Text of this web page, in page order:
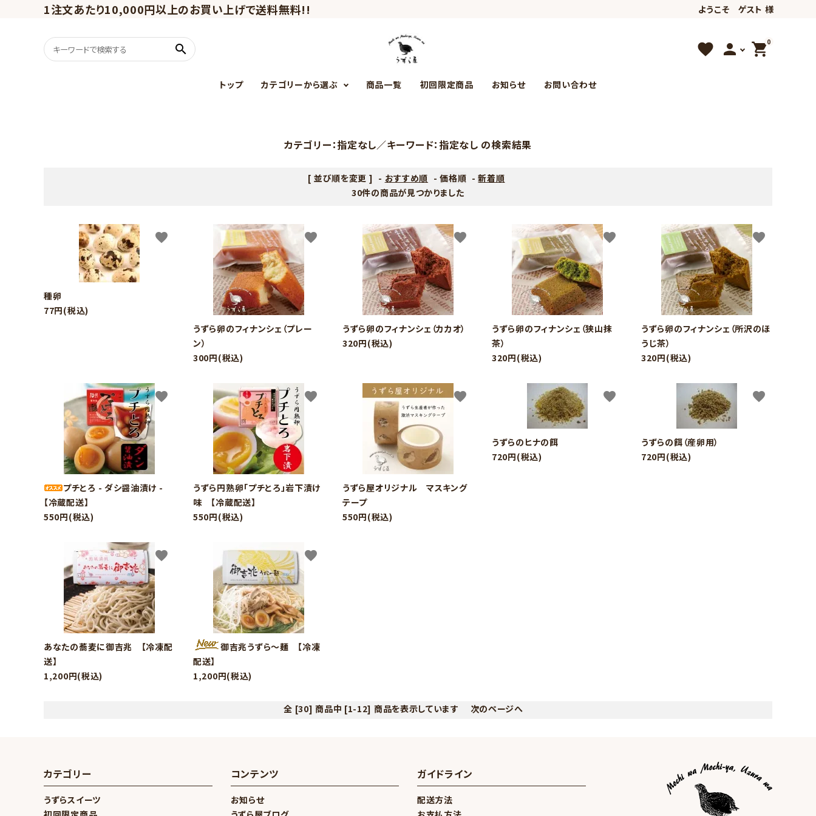
1注文あたり10,000円以上のお買い上げで送料無料!! ようこそ ゲスト 様
search favorite person 0
shopping_cart
トップ カテゴリーから選ぶ
初回限定商品 うずら円熟卵
商品一覧 初回限定商品 お知らせ お問い合わせ
カテゴリー：指定なし／キーワード：指定なし の検索結果
[ 並び順を変更 ] - おすすめ順 -価格順 -新着順
30件の商品が見つかりました
種卵
77円(税込)
favorite
うずら卵のフィナンシェ（プレー
ン）
300円(税込)
favorite
うずら卵のフィナンシェ（カカオ）
320円(税込)
favorite
うずら卵のフィナンシェ（狭山抹
茶）
320円(税込)
favorite
うずら卵のフィナンシェ（所沢のほ
うじ茶）
320円(税込)
favorite
プチとろ - ダシ醤油漬け -
【冷蔵配送】
550円(税込)
favorite
うずら円熟卵「プチとろ」岩下漬け
味 【冷蔵配送】
550円(税込)
favorite
うずら屋オリジナル マスキング
テープ
550円(税込)
favorite
うずらのヒナの餌
720円(税込)
favorite
うずらの餌（産卵用）
720円(税込)
favorite
あなたの蕎麦に御吉兆 【冷凍配
送】
1,200円(税込)
favorite
御吉兆うずら～麺 【冷凍
配送】
1,200円(税込)
favorite
全 [30] 商品中 [1-12] 商品を表示しています 次のページへ
キーワード
カテゴリー
カテゴリー
うずらスイーツ
コンテンツ
お知らせ
ガイドライン
配送方法